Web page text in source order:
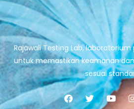
Rajawali Testing Lab,
untuk memastikan keamanan
sesuai